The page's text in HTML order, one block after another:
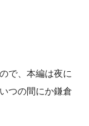
で、本編は夜に
つの間にか鎌倉